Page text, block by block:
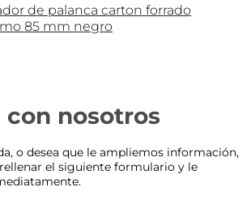
de palanca carton forrado
85 mm negro
con nosotros
o desea que le ampliemos información,
el siguiente formulario y le